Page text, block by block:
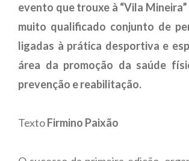
evento que trouxe à “Vila
muito qualificado conjunto de
ligadas à prática desportiva e
área da promoção da saúde
prevenção e reabilitação.
TextoFirmino Paixão